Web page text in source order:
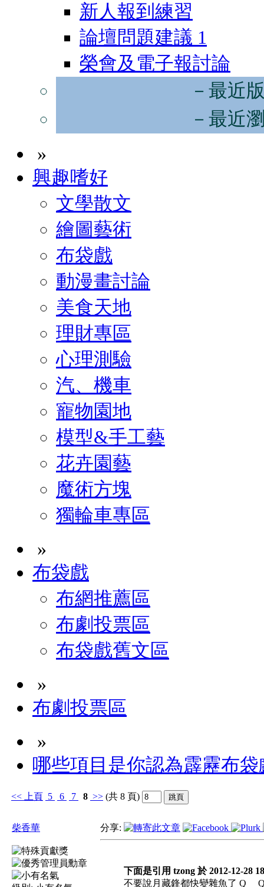
新人報到練習
論壇問題建議 1
榮會及電子報討論
－最近
－最近
»
興趣嗜好
文學散文
繪圖藝術
布袋戲
動漫畫討論
美食天地
理財專區
心理測驗
汽、機車
寵物園地
模型&手工藝
花卉園藝
魔術方塊
獨輪車專區
»
布袋戲
布網推薦區
布劇投票區
布袋戲舊文區
»
布劇投票區
»
哪些項目是你認為霹靂布
<< 上頁 5 6 7 8 >> (共 8 頁)
柴香華 分享:
下面是引用 tzong 於 2012-12-28
不要說月藏鋒都快變雜魚了 Q